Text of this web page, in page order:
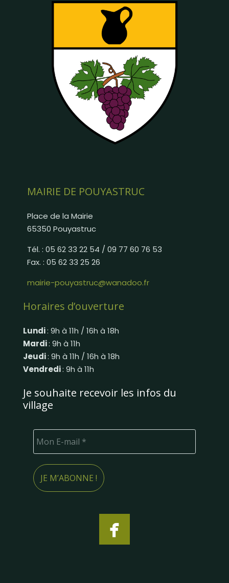
MAIRIE DE POUYASTRUC
Place de la Mairie
65350 Pouyastruc
Tél. : 05 62 33 22 54 / 09 77 60 76 53
Fax. : 05 62 33 25 26
mairie-pouyastruc@wanadoo.fr
Horaires d’ouverture
Lundi: 9h à 11h / 16h à 18h
Mardi: 9h à 11h
Jeudi: 9h à 11h / 16h à 18h
Vendredi: 9h à 11h
Je souhaite recevoir les infos du
village